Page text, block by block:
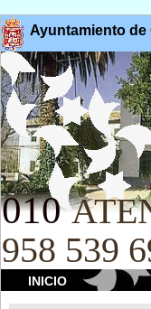
Ayuntamiento de
010
958 539
INICIO